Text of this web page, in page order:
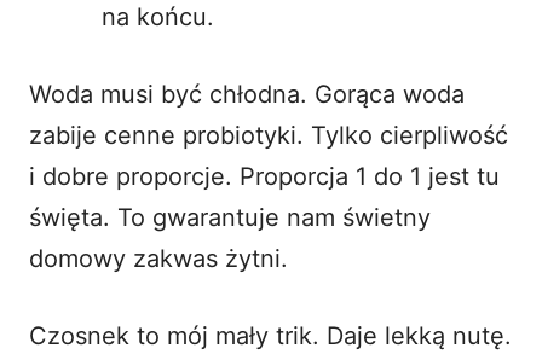
na końcu.
Woda musi być chłodna. Gorąca woda
zabije cenne probiotyki. Tylko cierpliwość
i dobre proporcje. Proporcja 1 do 1 jest tu
święta. To gwarantuje nam świetny
domowy zakwas żytni.
Czosnek to mój mały trik. Daje lekką nutę.